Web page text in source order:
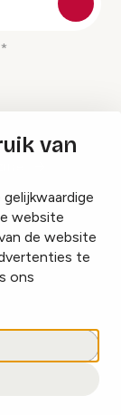
van
website
de website
te
ons